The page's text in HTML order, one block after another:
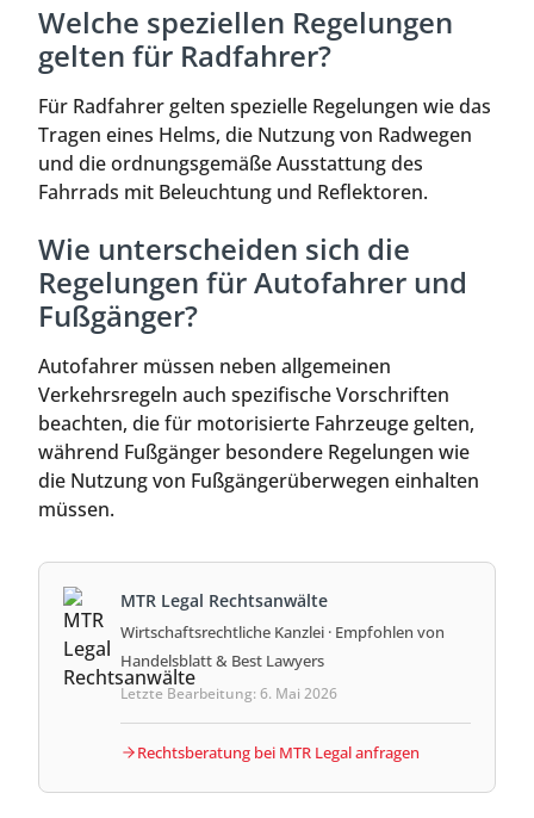
Welche speziellen Regelungen
gelten für Radfahrer?
Für Radfahrer gelten spezielle Regelungen wie das
Tragen eines Helms, die Nutzung von Radwegen
und die ordnungsgemäße Ausstattung des
Fahrrads mit Beleuchtung und Reflektoren.
Wie unterscheiden sich die
Regelungen für Autofahrer und
Fußgänger?
Autofahrer müssen neben allgemeinen
Verkehrsregeln auch spezifische Vorschriften
beachten, die für motorisierte Fahrzeuge gelten,
während Fußgänger besondere Regelungen wie
die Nutzung von Fußgängerüberwegen einhalten
müssen.
MTR Legal Rechtsanwälte
Wirtschaftsrechtliche Kanzlei · Empfohlen von
Handelsblatt & Best Lawyers
Letzte Bearbeitung: 6. Mai 2026
Rechtsberatung bei MTR Legal anfragen